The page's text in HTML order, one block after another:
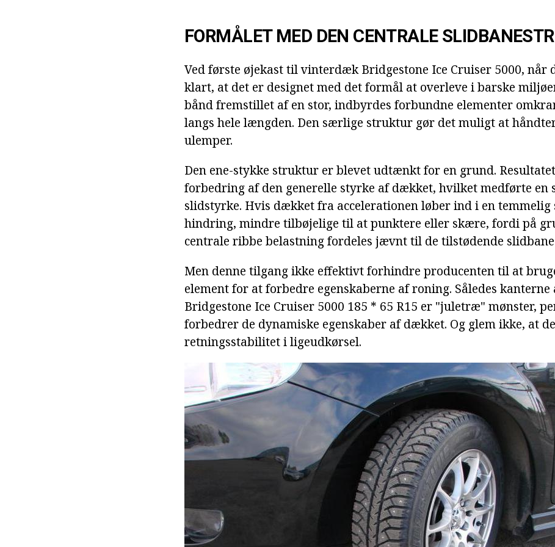
FORMÅLET MED DEN CENTRALE
Ved første øjekast til vinterdæk Bridgestone Ice Cruiser 5000, når
klart, at det er designet med det formål at overleve i barske
bånd fremstillet af en stor, indbyrdes forbundne elementer
langs hele længden. Den særlige struktur gør det muligt at
ulemper.
Den ene-stykke struktur er blevet udtænkt for en grund.
forbedring af den generelle styrke af dækket, hvilket medførte en
slidstyrke. Hvis dækket fra accelerationen løber ind i en temmelig
hindring, mindre tilbøjelige til at punktere eller skære, fordi på
centrale ribbe belastning fordeles jævnt til de tilstødende
Men denne tilgang ikke effektivt forhindre producenten til at
element for at forbedre egenskaberne af roning. Således
Bridgestone Ice Cruiser 5000 185 * 65 R15 er "juletræ" mønster,
forbedrer de dynamiske egenskaber af dækket. Og glem ikke, at
retningsstabilitet i ligeudkørsel.